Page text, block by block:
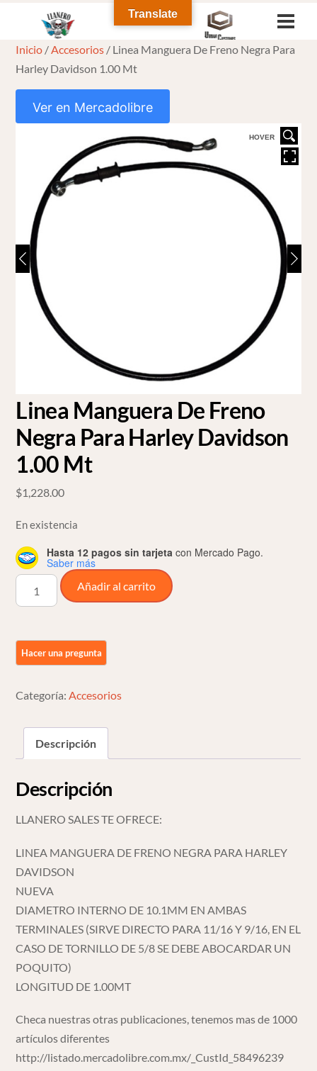
content
Inicio /Accesorios / Linea Manguera De Freno Negra Para
Harley Davidson 1.00 Mt
Ver en Mercadolibre
HOVER
Linea Manguera De Freno
Negra Para Harley Davidson
1.00 Mt
$1,228.00
En existencia
Hasta 12 pagos sin tarjeta con Mercado Pago.
Saber más
Linea
Manguera
Negra
Harley
1.00
Añadir al carrito
Categoría:Accesorios
Descripción
Descripción
LLANERO SALES TE OFRECE:
LINEA MANGUERA DE FRENO NEGRA PARA HARLEY
DAVIDSON
NUEVA
DIAMETRO INTERNO DE 10.1MM EN AMBAS
TERMINALES (SIRVE DIRECTO PARA 11/16 Y 9/16, EN EL
CASO DE TORNILLO DE 5/8 SE DEBE ABOCARDAR UN
POQUITO)
LONGITUD DE 1.00MT
Checa nuestras otras publicaciones, tenemos mas de 1000
artículos diferentes
http://listado.mercadolibre.com.mx/_CustId_58496239
Translate